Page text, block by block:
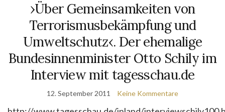
›Über Gemeinsamkeiten von
Terrorismusbekämpfung und
Umweltschutz‹. Der ehemalige
Bundesinnenminister Otto Schily im
Interview mit tagesschau.de
12. September 2011 Keine Kommentare